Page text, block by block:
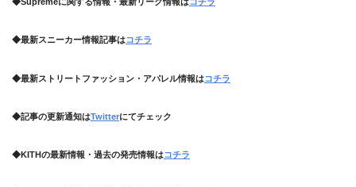
◆最新スニーカー情報記事はコチラ
◆最新ストリートファッション・アパレル情報はコチラ
◆記事の更新通知はTwitterにてチェック
◆KITHの最新情報・過去の発売情報はコチラ